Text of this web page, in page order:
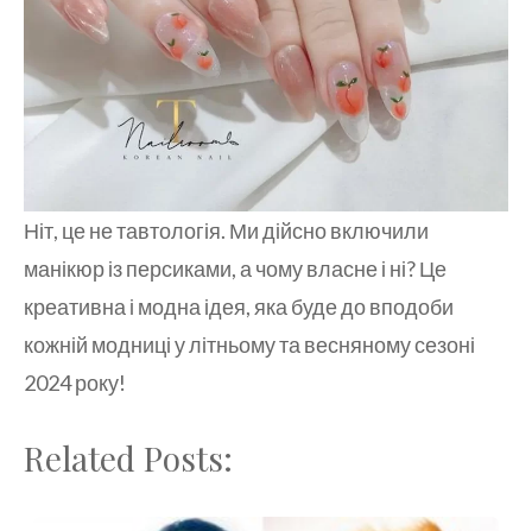
Ніт, це не тавтологія. Ми дійсно включили
манікюр із персиками, а чому власне і ні? Це
креативна і модна ідея, яка буде до вподоби
кожній модниці у літньому та весняному сезоні
2024 року!
Related Posts: